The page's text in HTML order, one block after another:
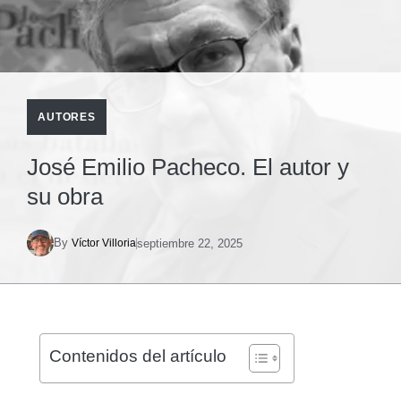
AUTORES
José Emilio Pacheco. El autor y
su obra
By Víctor Villoriaseptiembre 22, 2025
Contenidos del artículo